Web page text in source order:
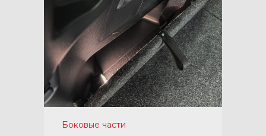
Боковые части